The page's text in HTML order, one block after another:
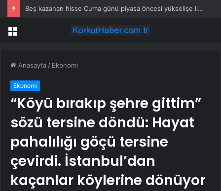
Beş kazanan hisse Cuma günü piyasa öncesi yükselişe liderlik etti
Menü
Anasayfa / Ekonomi
Ekonomi
“Köyü bırakıp şehre gittim”
sözü tersine döndü: Hayat
pahalılığı göçü tersine
çevirdi. İstanbul’dan
kaçanlar köylerine dönüyor